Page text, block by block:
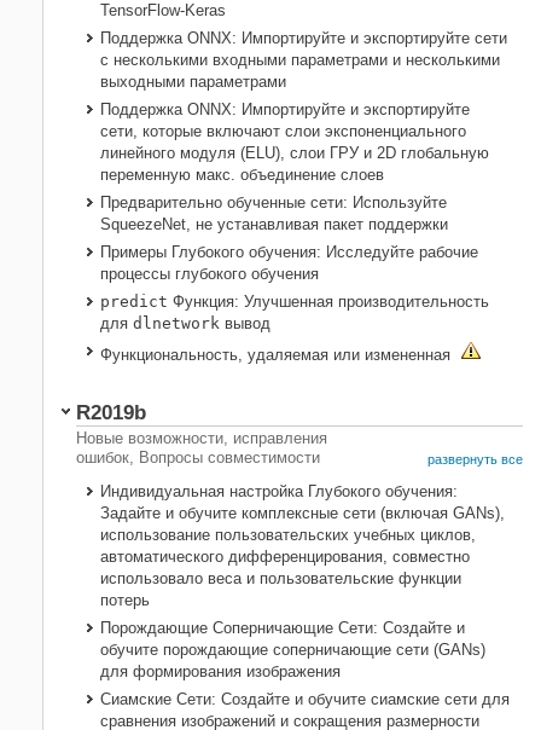
TensorFlow-Keras
Поддержка ONNX: Импортируйте и экспортируйте сети
с несколькими входными параметрами и несколькими
выходными параметрами
Поддержка ONNX: Импортируйте и экспортируйте
сети, которые включают слои экспоненциального
линейного модуля (ELU), слои ГРУ и 2D глобальную
переменную макс. объединение слоев
Предварительно обученные сети: Используйте
SqueezeNet, не устанавливая пакет поддержки
Примеры Глубокого обучения: Исследуйте рабочие
процессы глубокого обучения
predict Функция: Улучшенная производительность
для dlnetwork вывод
Функциональность, удаляемая или измененная
R2019b
Новые возможности, исправления
ошибок, Вопросы совместимости
развернуть все
Индивидуальная настройка Глубокого обучения:
Задайте и обучите комплексные сети (включая GANs),
использование пользовательских учебных циклов,
автоматического дифференцирования, совместно
использовало веса и пользовательские функции
потерь
Порождающие Соперничающие Сети: Создайте и
обучите порождающие соперничающие сети (GANs)
для формирования изображения
Сиамские Сети: Создайте и обучите сиамские сети для
сравнения изображений и сокращения размерности